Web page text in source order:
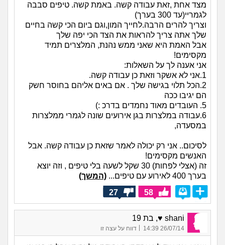
מצד אחת ,זאת עבודה קשה. באמת קשה. טיפים סבבה
לגמריי(עד 300 בערך)
וצריך להרים הרבה.לחייך המון,וגם ביום הכי קשה בחיים
שלך אתה צריך להראות את הצד הכי יפה שלך
אבל האמת היא שאני ממש נהנת, המלצרים תמיד
מקסימים!
אני אענה לך על השאלות:
1.אני לא אשקר וזאת כן עבודה קשה.
2.הכל תלוי בגישה שלך . אם באים אליהם בחוסר חשק
הם יגיבו ככה
5. העובדים מאוד נחמדים בדרכ :)
6.עבודה במלצרות בגן אירועים שונה לגמרי ממלצרות
במסעדה,
לסיכום.. אני רק יכולה לאמר שזאת כן עבודה קשה. אבל
האנשים מקסימים!
זה (אצלי לפחות) 30 שקל לשעה בלי טיפים , וזה יוצא
בערך 400 לאירוע עם טיפים...
(המשך)
58
27
shani ♥, בת 19
26/07/14 14:39 דווח על עצה זו